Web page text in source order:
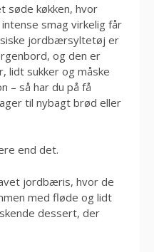
søde køkken, hvor
smag virkelig får
jordbærsyltetøj er
og den er
lidt sukker og måske
– så har du på få
til nybagt brød eller
end det.
jordbæris, hvor de
med fløde og lidt
dessert, der